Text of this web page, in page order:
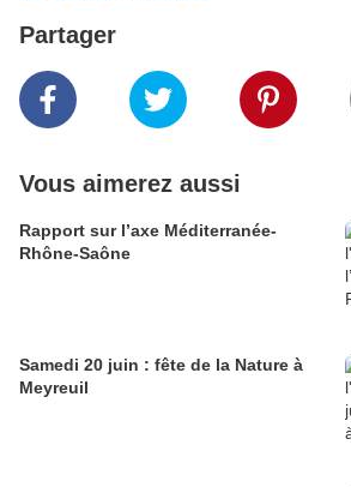
Partager
Vous aimerez aussi
Rapport sur l’axe Méditerranée-
Rhône-Saône
Samedi 20 juin : fête de la Nature à
Meyreuil